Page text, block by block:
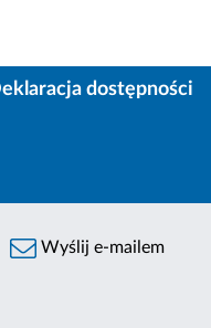
dostępności
Wyślij e-mailem